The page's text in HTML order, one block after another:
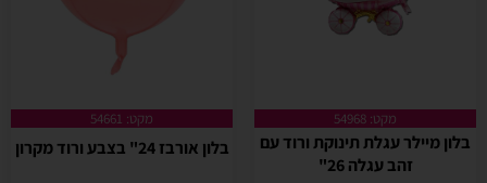
מקט: 54968
בלון מיילר עגלת תינוקת ורוד עם
זהב עגלה 26"
מקט: 54661
בלון אורבז 24" בצבע ורוד מקרון